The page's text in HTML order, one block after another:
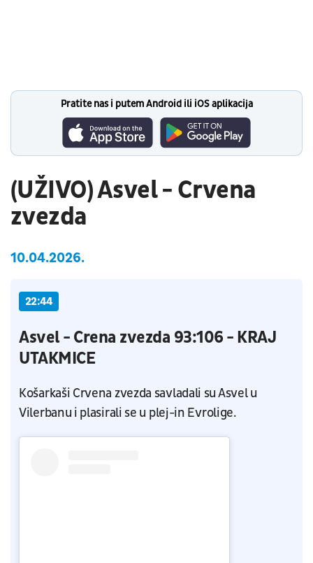
Pratite nas i putem Android ili iOS aplikacija
(UŽIVO) Asvel - Crvena
zvezda
10.04.2026.
22:44
Asvel - Crena zvezda 93:106 - KRAJ
UTAKMICE
Košarkaši Crvena zvezda savladali su Asvel u
Vilerbanu i plasirali se u plej-in Evrolige.